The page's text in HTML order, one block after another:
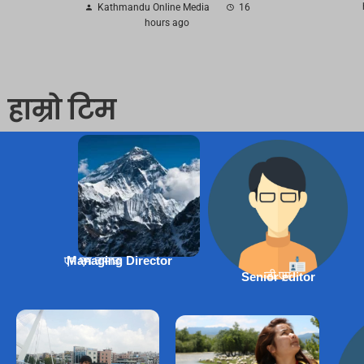
Kathmandu Online Media
16
hours ago
हाम्रो टिम
Managing Director
एम एम तामाङ
Senior editor
डी.एम